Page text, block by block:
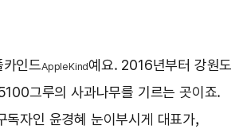
인드AppleKind예요. 2016년부터 강원도
그루의 사과나무를 기르는 곳이죠.
독자인 윤경혜 눈이부시게 대표가,